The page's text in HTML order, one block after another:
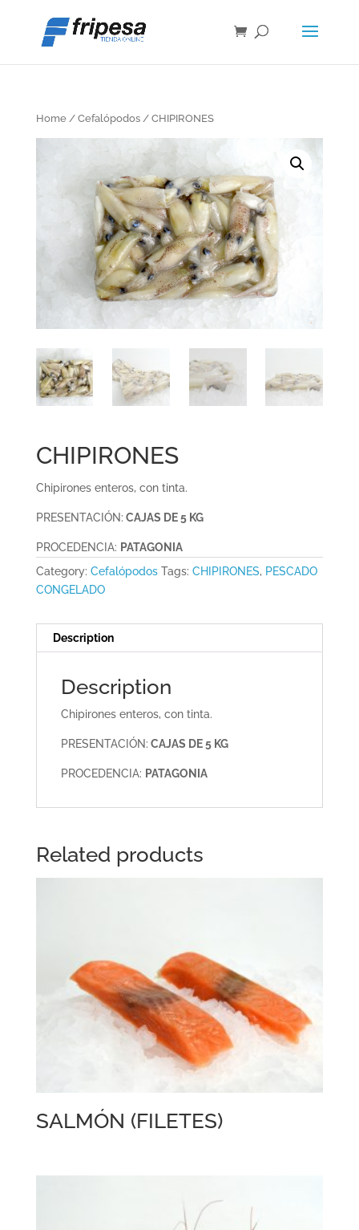
Home/ Cefalópodos/ CHIPIRONES
CHIPIRONES
Chipirones enteros, con tinta.
PRESENTACIÓN: CAJAS DE 5 KG
PROCEDENCIA: PATAGONIA
Category: Cefalópodos Tags: CHIPIRONES, PESCADO
CONGELADO
Description
Description
Chipirones enteros, con tinta.
PRESENTACIÓN: CAJAS DE 5 KG
PROCEDENCIA: PATAGONIA
Related products
SALMÓN (FILETES)